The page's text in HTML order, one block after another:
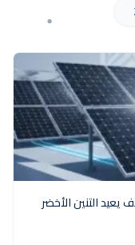
التنين الأخضر